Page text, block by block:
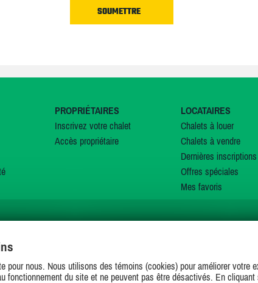
PROPRIÉTAIRES
Inscrivez votre chalet
Accès propriétaire
LOCATAIRES
Chalets à louer
Chalets à vendre
Dernières inscriptions
Offres spéciales
Mes favoris
SUIVEZ-NOUS SUR
pour nous. Nous utilisons des témoins (cookies) pour améliorer votre
fonctionnement du site et ne peuvent pas être désactivés. En